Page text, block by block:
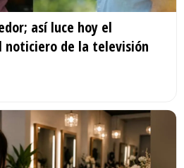
así luce hoy el
noticiero de la televisión